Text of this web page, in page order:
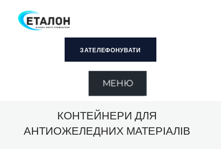
ЗАТЕЛЕФОНУВАТИ
МЕНЮ
КОНТЕЙНЕРИ ДЛЯ
АНТИОЖЕЛЕДНИХ МАТЕРІАЛІВ